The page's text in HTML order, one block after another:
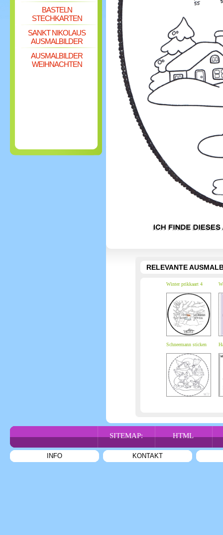
BASTELN
STECHKARTEN
SANKT NIKOLAUS
AUSMALBILDER
AUSMALBILDER
WEIHNACHTEN
RELEVANTE
Winter prikkaart 4
Schneemann sticken
SITEMAP: HTML
INFO KONTAKT